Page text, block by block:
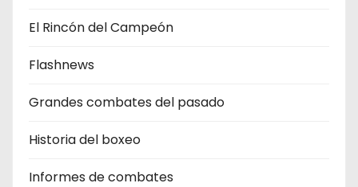
El Rincón del Campeón
Flashnews
Grandes combates del pasado
Historia del boxeo
Informes de combates